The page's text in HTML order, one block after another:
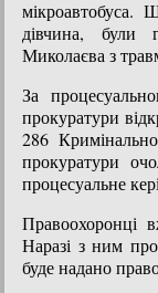
мікроавтобуса.
дівчина, були
Миколаєва з
За
прокуратури
286
прокуратури
процесуальне
Правоохоронці
Наразі з ним
буде надано